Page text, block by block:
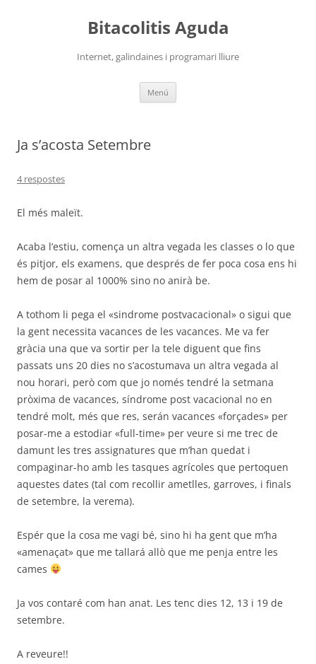
Bitacolitis Aguda
Internet, galindaines i programari lliure
Menú
Ja s’acosta Setembre
4 respostes
El més maleït.
Acaba l’estiu, comença un altra vegada les classes o lo que
és pitjor, els examens, que després de fer poca cosa ens hi
hem de posar al 1000% sino no anirà be.
A tothom li pega el «sindrome postvacacional» o sigui que
la gent necessita vacances de les vacances. Me va fer
gràcia una que va sortir per la tele diguent que fins
passats uns 20 dies no s’acostumava un altra vegada al
nou horari, però com que jo només tendré la setmana
pròxima de vacances, síndrome post vacacional no en
tendré molt, més que res, serán vacances «forçades» per
posar-me a estodiar «full-time» per veure si me trec de
damunt les tres assignatures que m’han quedat i
compaginar-ho amb les tasques agrícoles que pertoquen
aquestes dates (tal com recollir ametlles, garroves, i finals
de setembre, la verema).
Espér que la cosa me vagi bé, sino hi ha gent que m’ha
«amenaçat» que me tallará allò que me penja entre les
cames
Ja vos contaré com han anat. Les tenc dies 12, 13 i 19 de
setembre.
A reveure!!